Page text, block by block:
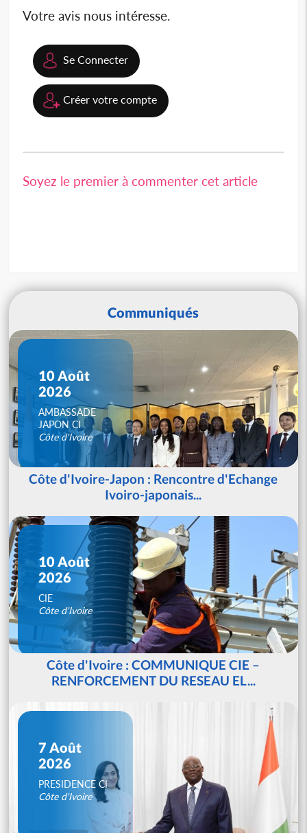
Votre avis nous intéresse.
Se Connecter
Créer votre compte
Soyez le premier à commenter cet article
Communiqués
10 Août
2026
AMBASSADE
JAPON CI
Côte d'Ivoire
Côte d'Ivoire-Japon : Rencontre d'Echange
Ivoiro-japonais...
10 Août
2026
CIE
Côte d'Ivoire
Côte d'Ivoire : COMMUNIQUE CIE –
RENFORCEMENT DU RESEAU EL...
7 Août
2026
PRESIDENCE CI
Côte d'Ivoire